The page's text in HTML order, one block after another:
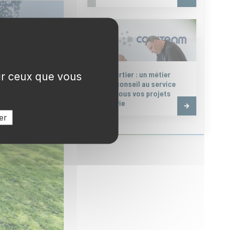
Courtier : un métier
de conseil au service
de tous vos projets
de vie
ceux que vous